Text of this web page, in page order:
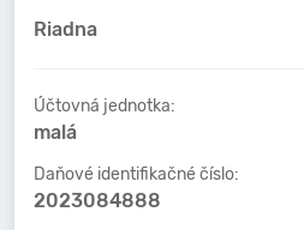
Riadna
Účtovná jednotka:
malá
Daňové identifikačné číslo:
2023084888